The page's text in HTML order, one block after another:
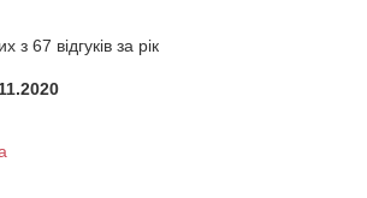
з 67 відгуків за рік